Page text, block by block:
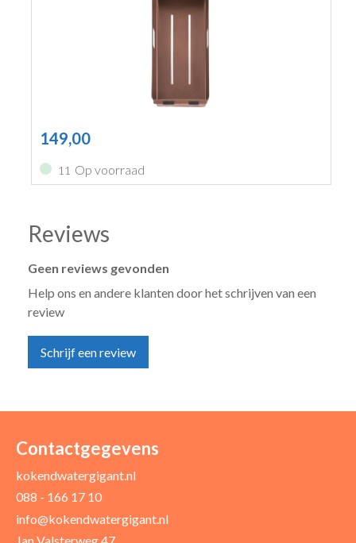
149,00
11 Op voorraad
Reviews
Geen reviews gevonden
Help ons en andere klanten door het schrijven van een
review
Schrijf een review
Uw naam *
Uw recensie *
Contactgegevens
kokendwatergigant.nl
088 - 166 17 10
info@kokendwatergigant.nl